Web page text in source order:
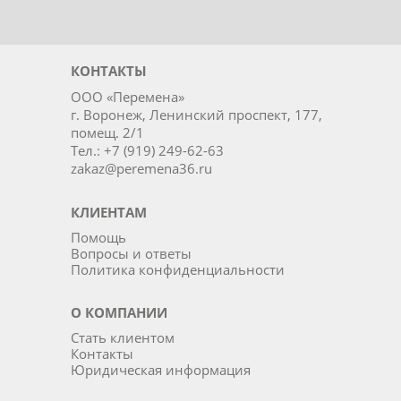
КОНТАКТЫ
ООО «Перемена»
г. Воронеж, Ленинский проспект, 177,
помещ. 2/1
Тел.: +7 (919) 249-62-63
zakaz@peremena36.ru
КЛИЕНТАМ
Помощь
Вопросы и ответы
Политика конфиденциальности
О КОМПАНИИ
Стать клиентом
Контакты
Юридическая информация